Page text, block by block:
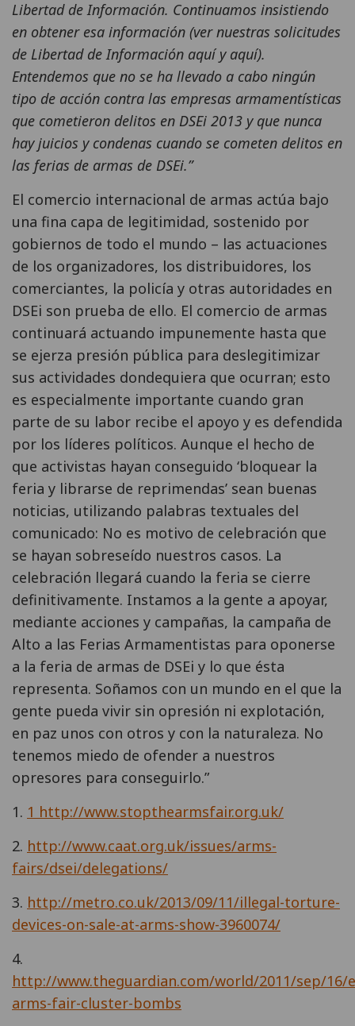
Libertad de Información. Continuamos insistiendo
en obtener esa información (ver nuestras solicitudes
de Libertad de Información aquí y aquí).
Entendemos que no se ha llevado a cabo ningún
tipo de acción contra las empresas armamentísticas
que cometieron delitos en DSEi 2013 y que nunca
hay juicios y condenas cuando se cometen delitos en
las ferias de armas de DSEi.”
El comercio internacional de armas actúa bajo
una fina capa de legitimidad, sostenido por
gobiernos de todo el mundo – las actuaciones
de los organizadores, los distribuidores, los
comerciantes, la policía y otras autoridades en
DSEi son prueba de ello. El comercio de armas
continuará actuando impunemente hasta que
se ejerza presión pública para deslegitimizar
sus actividades dondequiera que ocurran; esto
es especialmente importante cuando gran
parte de su labor recibe el apoyo y es defendida
por los líderes políticos. Aunque el hecho de
que activistas hayan conseguido ‘bloquear la
feria y librarse de reprimendas’ sean buenas
noticias, utilizando palabras textuales del
comunicado: No es motivo de celebración que
se hayan sobreseído nuestros casos. La
celebración llegará cuando la feria se cierre
definitivamente. Instamos a la gente a apoyar,
mediante acciones y campañas, la campaña de
Alto a las Ferias Armamentistas para oponerse
a la feria de armas de DSEi y lo que ésta
representa. Soñamos con un mundo en el que la
gente pueda vivir sin opresión ni explotación,
en paz unos con otros y con la naturaleza. No
tenemos miedo de ofender a nuestros
opresores para conseguirlo.”
1. 1 http://www.stopthearmsfair.org.uk/
2. http://www.caat.org.uk/issues/arms-
fairs/dsei/delegations/
3. http://metro.co.uk/2013/09/11/illegal-torture-
devices-on-sale-at-arms-show-3960074/
4.
http://www.theguardian.com/world/2011/sep/16/
arms-fair-cluster-bombs